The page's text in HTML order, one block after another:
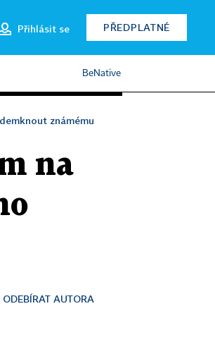
Přihlásit se PŘEDPLATNÉ
BeNative
známému
na
ODEBÍRAT AUTORA